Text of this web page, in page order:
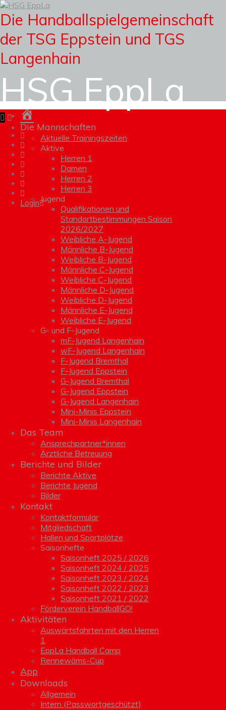
Die Handballspielgemeinschaft
der TSG Eppstein und TGS
Langenhain
HSG EppLa
Login
Die Mannschaften
Aktuelle Trainingszeiten
Aktive
Herren 1
Damen
Herren 2
Herren 3
Jugend
Qualifikationen und
Standortbestimmungen Saison
2026/2027
Weibliche A-Jugend
Männliche B-Jugend
Weibliche B-Jugend
Männliche C-Jugend
Weibliche C-Jugend
Männliche D-Jugend
Weibliche D-Jugend
Männliche E-Jugend
Weibliche E-Jugend
G- und F-Jugend
mF-Jugend Langenhain
wF-Jugend Langenhain
F-Jugend Bremthal
F-Jugend Eppstein
G-Jugend Bremthal
G-Jugend Eppstein
G-Jugend Langenhain
Mini-Minis Eppstein
Mini-Minis Langenhain
Das Team
Ansprechpartner*innen
Ärztliche Betreuung
Berichte und Bilder
Berichte Aktive
Berichte Jugend
Bilder
Kontakt
Kontaktformular
Mitgliedschaft
Hallen und Sportplätze
Saisonhefte
Saisonheft 2025 / 2026
Saisonheft 2024 / 2025
Saisonheft 2023 / 2024
Saisonheft 2022 / 2023
Saisonheft 2021 / 2022
Förderverein HandballGO!
Aktivitäten
Auswärtsfahrten mit den Herren
1
EppLa Handball Camp
Rennewäms-Cup
App
Downloads
Allgemein
Intern (Passwortgeschützt)